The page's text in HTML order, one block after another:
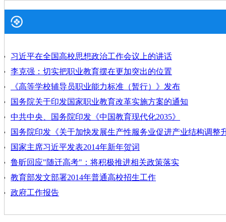
习近平在全国高校思想政治工作会议上的讲话
李克强：切实把职业教育摆在更加突出的位置
《高等学校辅导员职业能力标准（暂行）》发布
国务院关于印发国家职业教育改革实施方案的通知
中共中央、国务院印发《中国教育现代化2035》
国务院印发《关于加快发展生产性服务业促进产业结构调整
国家主席习近平发表2014年新年贺词
鲁昕回应"随迁高考"：将积极推进相关政策落实
教育部发文部署2014年普通高校招生工作
政府工作报告